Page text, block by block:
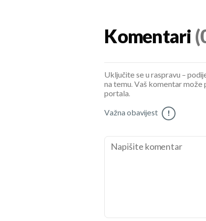
Komentari
Uključite se u raspravu –
na temu. Vaš komentar
portala.
Važna obavijest !